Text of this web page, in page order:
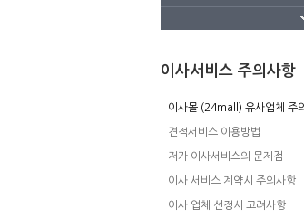
대
09:33:56 전OO 서
08:50:33 홍OO 대
11:02:27
이사서비스 주의사항
이사몰 (24mall) 유사업체 주
견적서비스 이용방법
저가 이사서비스의 문제점
이사 서비스 계약시 주의사항
이사 업체 선정시 고려사항